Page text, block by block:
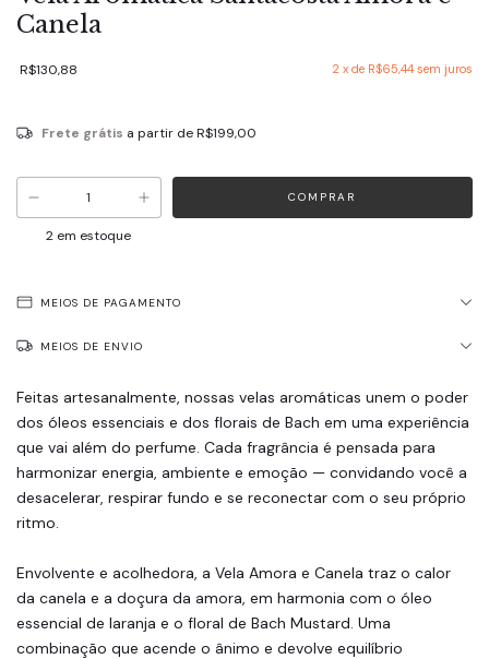
Canela
R$130,88 2 x de R$65,44 sem juros
Frete grátis a partir deR$199,00
2 em estoque
MEIOS DE PAGAMENTO
MEIOS DE ENVIO
Feitas artesanalmente, nossas velas aromáticas unem o poder
dos óleos essenciais e dos florais de Bach em uma experiência
que vai além do perfume. Cada fragrância é pensada para
harmonizar energia, ambiente e emoção — convidando você a
desacelerar, respirar fundo e se reconectar com o seu próprio
ritmo.
Envolvente e acolhedora, a Vela Amora e Canela traz o calor
da canela e a doçura da amora, em harmonia com o óleo
essencial de laranja e o floral de Bach Mustard. Uma
combinação que acende o ânimo e devolve equilíbrio